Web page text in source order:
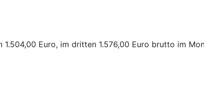
Euro, im dritten 1.576,00 Euro brutto im